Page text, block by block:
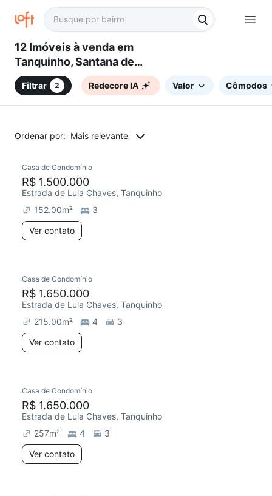
12 Imóveis à venda em
Tanquinho, Santana de
Parnaíba, SP
Filtrar 2 Redecore IA Valor Cômodos
Ordenar por: Mais relevante
Redecorar
Casa de Condomínio
R$ 1.500.000
Estrada de Lula Chaves, Tanquinho
152.00m²
3
Ver contato
Casa de Condomínio
R$ 1.650.000
Estrada de Lula Chaves, Tanquinho
215.00m² 4
3
Ver contato
Casa de Condomínio
R$ 1.650.000
Estrada de Lula Chaves, Tanquinho
257m² 4
3
Ver contato